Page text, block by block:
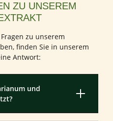
ZU UNSEREM
zu unserem
finden Sie in unserem
Antwort:
und